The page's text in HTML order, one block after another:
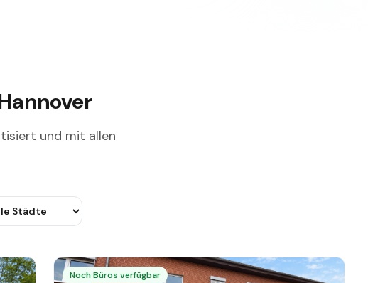
und mit allen
Noch Büros verfügbar